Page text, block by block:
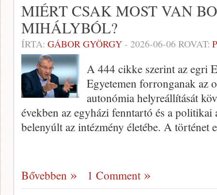
MIÉRT CSAK MOST VAN
MIHÁLYBÓL?
ÍRTA: GÁBOR GYÖRGY- 2026-06-06 ROVAT:
A 444 cikke szerint az egri
Egyetemen forronganak az
autonómia helyreállítását
években az egyházi fenntartó és a politikai
belenyúlt az intézmény életébe. A történet
Bővebben 1 Comment